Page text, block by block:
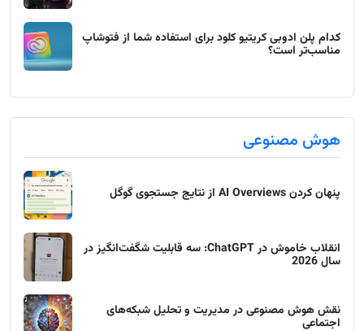
کدام پلن ادوبی کریتیو کلود برای استفاده شما از فتوشاپ
مناسب‌تر است؟
هوش مصنوعی
پنهان کردن AI Overviews از نتایج جستجوی گوگل
انقلاب خاموش در ChatGPT: سه قابلیت شگفت‌انگیز در
سال 2026
نقش هوش مصنوعی در مدیریت و تحلیل شبکه‌های
اجتماعی